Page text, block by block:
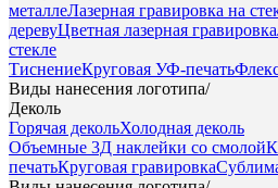
металлеЛазерная гравировка на
деревуЦветная лазерная гравировка
стекле
ТиснениеКруговая УФ-печать
Виды нанесения логотипа/
Деколь
Горячая декольХолодная деколь
Объемные 3Д наклейки со смолой
печатьКруговая гравировка